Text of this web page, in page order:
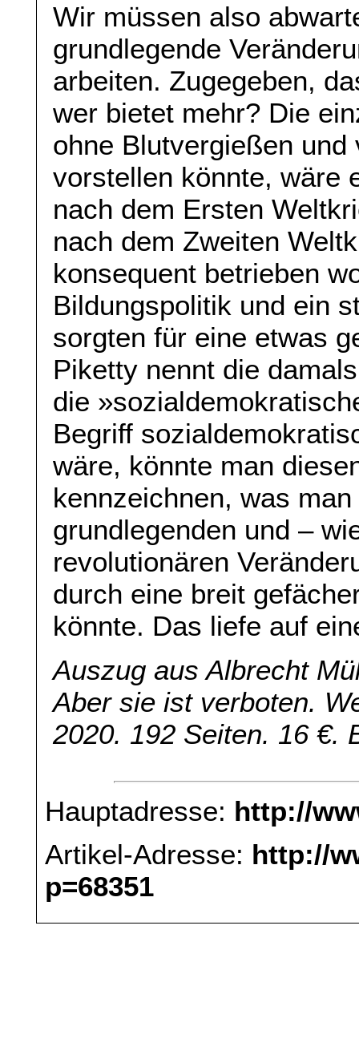
Wir müssen also
grundlegende
arbeiten. Zugegeben,
wer bietet mehr? Die
ohne Blutvergießen
vorstellen könnte, wäre
nach dem Ersten
nach dem Zweiten
konsequent betrieben
Bildungspolitik und ein
sorgten für eine etwas
Piketty nennt die
die
Begriff
wäre, könnte man
kennzeichnen, was
grundlegenden und –
revolutionären
durch eine breit
könnte. Das liefe auf
Auszug aus Albrecht
Aber sie ist verboten.
2020. 192 Seiten. 16 €.
Hauptadresse: http://
Artikel-Adresse: http://
p=68351